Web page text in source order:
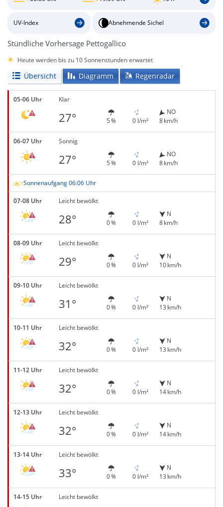
UV-Index Abnehmende Sichel
Stündliche Vorhersage Pettogallico
Heute werden bis zu 10 Sonnenstunden erwartet
Übersicht Diagramm Regenradar
05-06 Uhr Klar
27° 5 % 0 l/m²
NO
8 km/h
06-07 Uhr Sonnig
27° 5 % 0 l/m²
NO
8 km/h
Sonnenaufgang 06:06 Uhr
07-08 Uhr Leicht bewölkt
28° 0 % 0 l/m²
N
8 km/h
08-09 Uhr Leicht bewölkt
29° 0 % 0 l/m²
N
10 km/h
09-10 Uhr Leicht bewölkt
31° 0 % 0 l/m²
N
13 km/h
10-11 Uhr Leicht bewölkt
32° 0 % 0 l/m²
N
13 km/h
11-12 Uhr Leicht bewölkt
32° 0 % 0 l/m²
N
14 km/h
12-13 Uhr Leicht bewölkt
32° 0 % 0 l/m²
N
14 km/h
13-14 Uhr Leicht bewölkt
33° 0 % 0 l/m²
N
13 km/h
14-15 Uhr
Leicht bewölkt